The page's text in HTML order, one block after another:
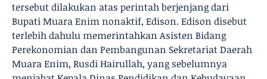
tersebut dilakukan atas perintah berjenjang dari
Bupati Muara Enim nonaktif, Edison. Edison disebut
terlebih dahulu memerintahkan Asisten Bidang
Perekonomian dan Pembangunan Sekretariat Daerah
Muara Enim, Rusdi Hairullah, yang sebelumnya